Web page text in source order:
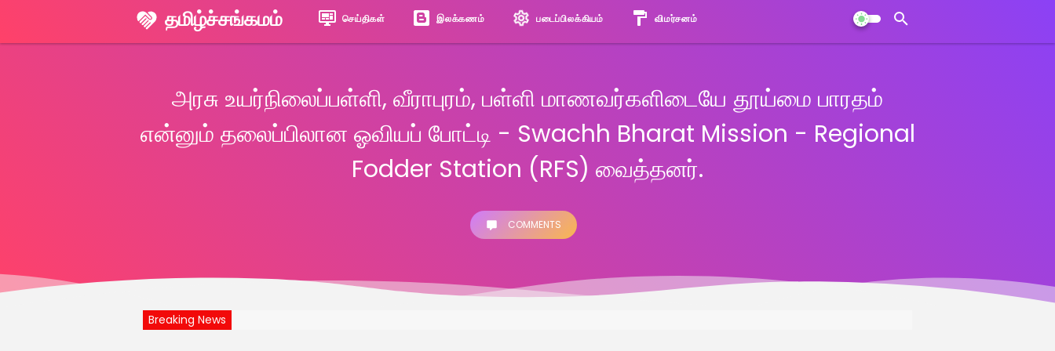
தமிழ்ச்சங்கமம் செய்திகள் இலக்கணம் படைப்பிலக்கியம் விமர்சனம்
அரசு உயர்நிலைப்பள்ளி, வீராபுரம், பள்ளி மாணவர்களிடையே தூய்மை பாரதம்
என்னும் தலைப்பிலான ஓவியப் போட்டி - Swachh Bharat Mission - Regional
Fodder Station (RFS) வைத்தனர்.
COMMENTS
Breaking News